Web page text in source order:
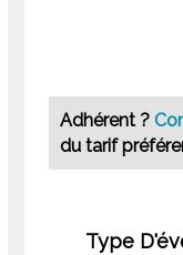
Adhérent ?
du tarif
Type